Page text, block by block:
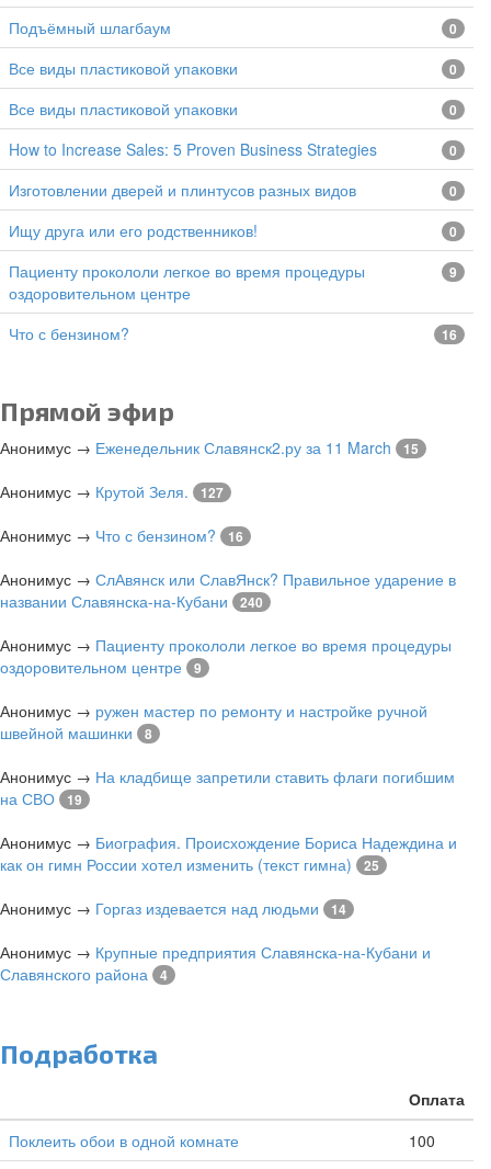
подъёмный шлагбаум 0
все виды пластиковой упаковки 0
все виды пластиковой упаковки 0
How to Increase Sales: 5 Proven Business Strategies 0
изготовлении дверей и плинтусов разных видов 0
Ищу друга или его родственников! 0
Пациенту прокололи легкое во время процедуры
оздоровительном центре
9
Что с бензином? 16
Прямой эфир
Анонимус → Еженедельник Славянск2.ру за 11 March 15
Анонимус → Крутой Зеля. 127
Анонимус → Что с бензином? 16
Анонимус → СлАвянск или СлавЯнск? Правильное ударение в
названии Славянска-на-Кубани
240
Анонимус → Пациенту прокололи легкое во время процедуры
оздоровительном центре
9
Анонимус → ружен мастер по ремонту и настройке ручной
швейной машинки
8
Анонимус → На кладбище запретили ставить флаги погибшим
на СВО
19
Анонимус → Биография. Происхождение Бориса Надеждина и
как он гимн России хотел изменить (текст гимна)
25
Анонимус → Горгаз издевается над людьми 14
Анонимус → Крупные предприятия Славянска-на-Кубани и
Славянского района
4
Подработка
Оплата
Поклеить обои в одной комнате
100